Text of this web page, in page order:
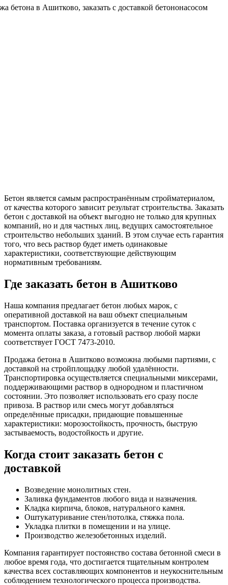
Бетон является самым распространённым стройматериалом,
от качества которого зависит результат строительства. Заказать
бетон с доставкой на объект выгодно не только для крупных
компаний, но и для частных лиц, ведущих самостоятельное
строительство небольших зданий. В этом случае есть гарантия
того, что весь раствор будет иметь одинаковые
характеристики, соответствующие действующим
нормативным требованиям.
Где заказать бетон в Ашитково
Наша компания предлагает бетон любых марок, с
оперативной доставкой на ваш объект специальным
транспортом. Поставка организуется в течение суток с
момента оплаты заказа, а готовый раствор любой марки
соответствует ГОСТ 7473-2010.
Продажа бетона в Ашитково возможна любыми партиями, с
доставкой на стройплощадку любой удалённости.
Транспортировка осуществляется специальными миксерами,
поддерживающими раствор в однородном и пластичном
состоянии. Это позволяет использовать его сразу после
привоза. В раствор или смесь могут добавляться
определённые присадки, придающие повышенные
характеристики: морозостойкость, прочность, быструю
застываемость, водостойкость и другие.
Когда стоит заказать бетон с
доставкой
Возведение монолитных стен.
Заливка фундаментов любого вида и назначения.
Кладка кирпича, блоков, натурального камня.
Оштукатуривание стен/потолка, стяжка пола.
Укладка плитки в помещении и на улице.
Производство железобетонных изделий.
Компания гарантирует постоянство состава бетонной смеси в
любое время года, что достигается тщательным контролем
качества всех составляющих компонентов и неукоснительным
соблюдением технологического процесса производства.